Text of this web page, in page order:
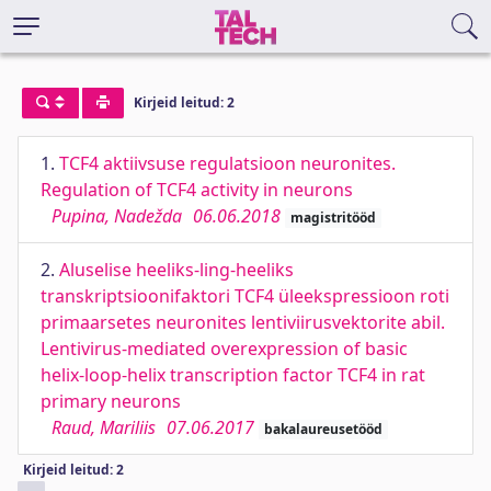
Kirjeid leitud: 2
1. TCF4 aktiivsuse regulatsioon neuronites.
Regulation of TCF4 activity in neurons
Pupina, Nadežda 06.06.2018 magistritööd
2. Aluselise heeliks-ling-heeliks
transkriptsioonifaktori TCF4 üleekspressioon roti
primaarsetes neuronites lentiviirusvektorite abil.
Lentivirus-mediated overexpression of basic
helix-loop-helix transcription factor TCF4 in rat
primary neurons
Raud, Mariliis 07.06.2017 bakalaureusetööd
Kirjeid leitud: 2